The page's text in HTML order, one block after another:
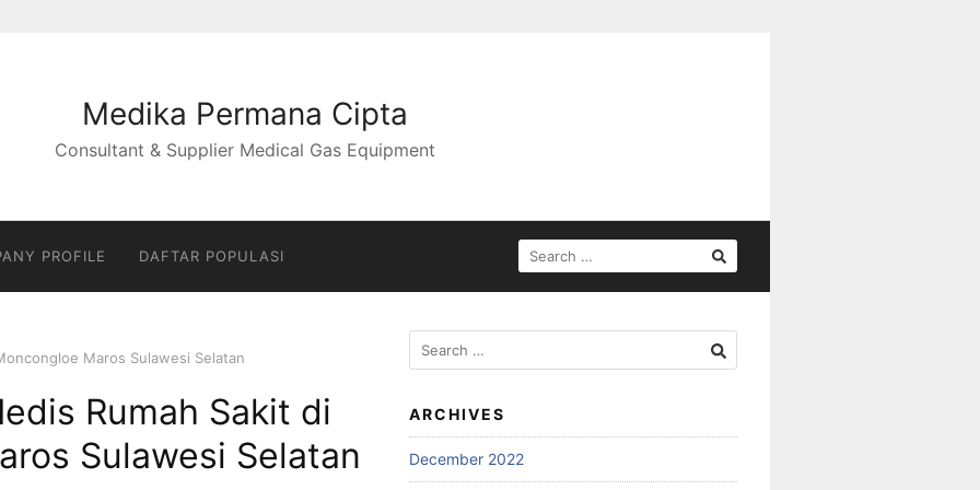
Medika Permana Cipta
Consultant & Supplier Medical Gas Equipment
PROFILE DAFTAR POPULASI
SEARCH
FOR:
Maros Sulawesi Selatan
Rumah Sakit di
Sulawesi Selatan
Search
for:
ARCHIVES
December 2022